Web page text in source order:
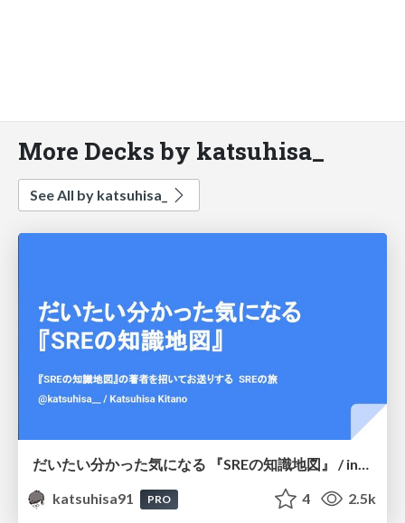
More Decks by katsuhisa_
See All by katsuhisa_
だいたい分かった気になる 『SREの知識地図』 / introduction-to-sre-knowledge-map-book
katsuhisa91
PRO 4 2.5k